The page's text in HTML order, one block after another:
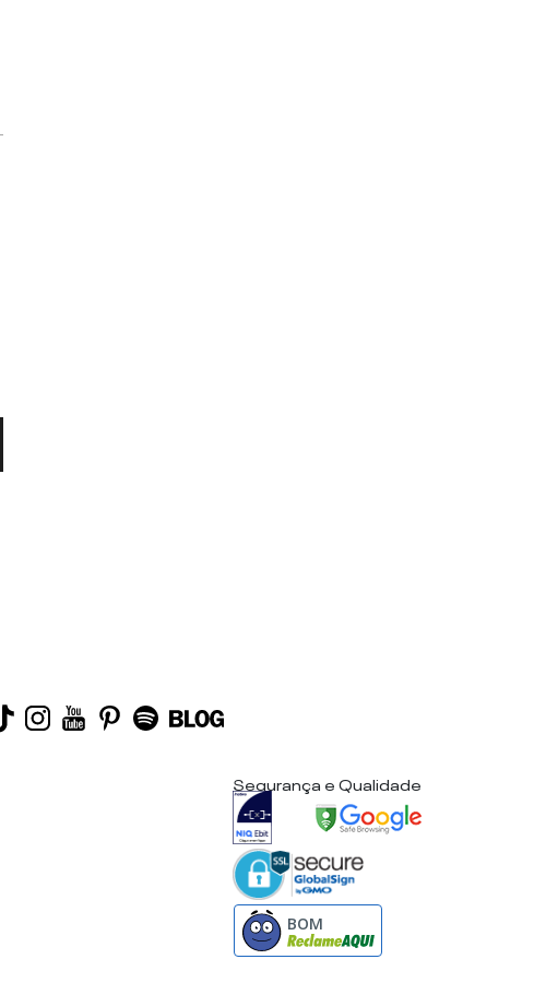
Segurança e Qualidade
BOM